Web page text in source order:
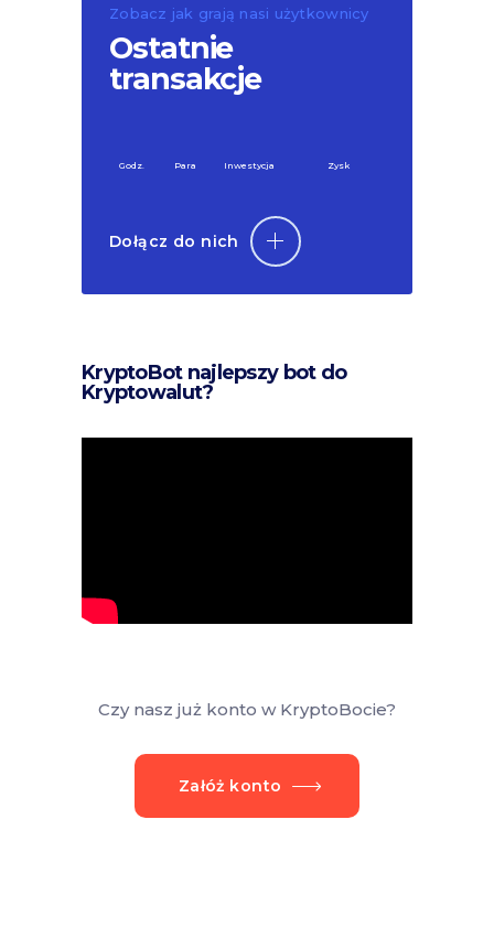
Zobacz jak grają nasi użytkownicy
Ostatnie
transakcje
Godz. Para Inwestycja Zysk
Dołącz do nich
KryptoBot najlepszy bot do
Kryptowalut?
Czy nasz już konto w KryptoBocie?
Załóż konto